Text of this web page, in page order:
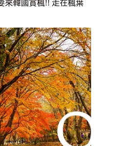
來韓國賞楓!! 走在楓葉